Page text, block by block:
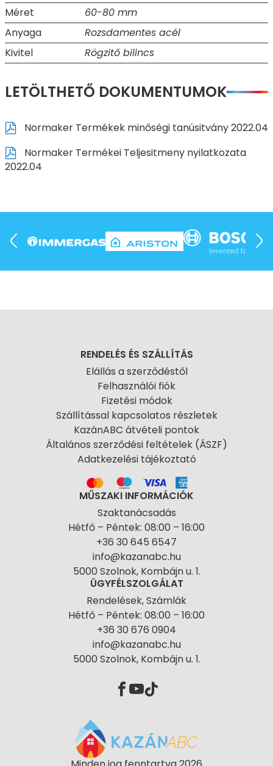
Méret
60-80 mm
Anyaga
Rozsdamentes acél
Kivitel
Rögzitő bilincs
LETÖLTHETŐ DOKUMENTUMOK
Normaker Termékek minőségi tanúsitvány 2022.04
Normaker Termékei Teljesitmeny nyilatkozata
2022.04
RENDELÉS ÉS SZÁLLÍTÁS
Elállás a szerződéstől
Felhasználói fiók
Fizetési módok
Szállítással kapcsolatos részletek
KazánABC átvételi pontok
Általános szerződési feltételek (ÁSZF)
Adatkezelési tájékoztató
MŰSZAKI INFORMÁCIÓK
Szaktanácsadás
Hétfő – Péntek: 08:00 – 16:00
+36 30 645 6547
info@kazanabc.hu
5000 Szolnok, Kombájn u. 1.
ÜGYFÉLSZOLGÁLAT
Rendelések, Számlák
Hétfő – Péntek: 08:00 – 16:00
+36 30 676 0904
info@kazanabc.hu
5000 Szolnok, Kombájn u. 1.